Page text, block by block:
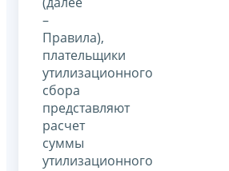
–
Правила),
плательщики
утилизационного
сбора
представляют
расчет
суммы
утилизационного